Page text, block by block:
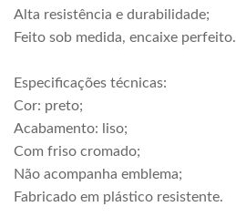
Alta resistência e durabilidade;
Feito sob medida, encaixe perfeito.
Especificações técnicas:
Cor: preto;
Acabamento: liso;
Com friso cromado;
Não acompanha emblema;
Fabricado em plástico resistente.